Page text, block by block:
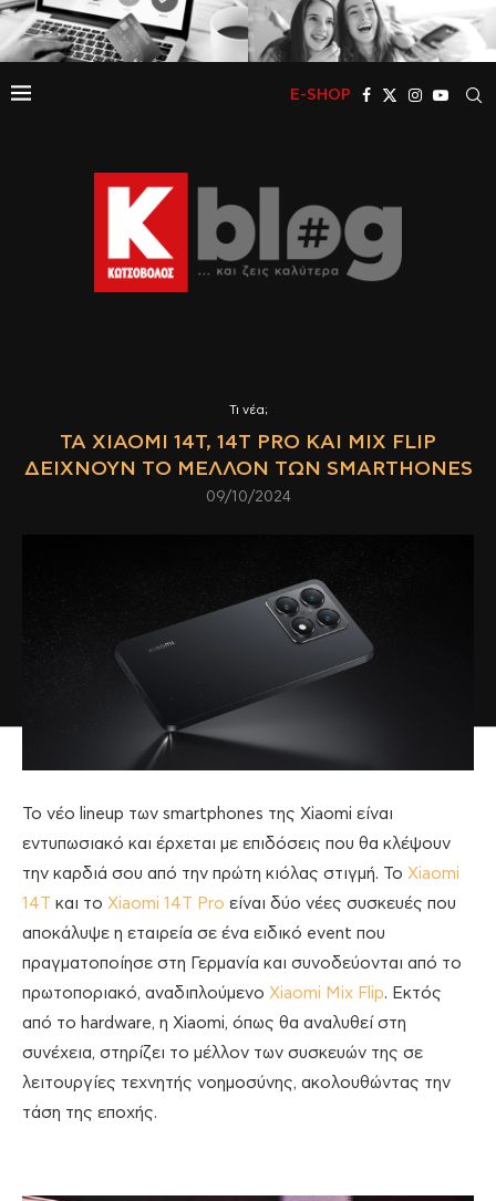
E-SHOP
Τι νέα;
ΤΑ XIAOMI 14T, 14T PRO ΚΑΙ MIX FLIP
ΔΕΙΧΝΟΥΝ ΤΟ ΜΕΛΛΟΝ ΤΩΝ SMARTHONES
09/10/2024
Το νέο lineup των smartphones της Xiaomi είναι
εντυπωσιακό και έρχεται με επιδόσεις που θα κλέψουν
την καρδιά σου από την πρώτη κιόλας στιγμή. Το Xiaomi
14T
και το Xiaomi 14T Pro είναι δύο νέες συσκευές που
αποκάλυψε η εταιρεία σε ένα ειδικό event που
πραγματοποίησε στη Γερμανία και συνοδεύονται από το
πρωτοποριακό, αναδιπλούμενο Xiaomi Mix Flip. Εκτός
από το hardware, η Xiaomi, όπως θα αναλυθεί στη
συνέχεια, στηρίζει το μέλλον των συσκευών της σε
λειτουργίες τεχνητής νοημοσύνης, ακολουθώντας την
τάση της εποχής.